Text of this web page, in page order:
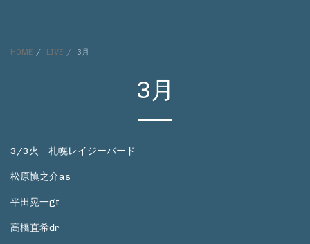
HOME LIVE 3月
3月
3/3火 札幌レイジーバード
松原慎之介as
平田晃一gt
高橋直希dr